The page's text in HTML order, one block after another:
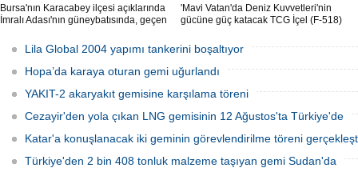
Bursa'nın Karacabey ilçesi açıklarında
İmralı Adası'nın güneybatısında, geçen
batmasıyla ilgili başlatılan soruşturma,
takipsizlikle sonuçlandı.
'Mavi Vatan'da Deniz Kuvvetleri'nin
gücüne güç katacak TCG İçel (F-518)
düzenlenen törenle suya indirildi.
Lila Global 2004 yapımı tankerini boşaltıyor
Hopa’da karaya oturan gemi uğurlandı
YAKIT-2 akaryakıt gemisine karşılama töreni
Cezayir'den yola çıkan LNG gemisinin 12 Ağustos'ta Türkiye'de
Katar'a konuşlanacak iki geminin görevlendirilme töreni
Türkiye'den 2 bin 408 tonluk malzeme taşıyan gemi Sudan'da